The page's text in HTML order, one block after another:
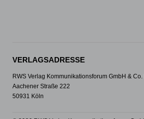
VERLAGSADRESSE
RWS Verlag Kommunikationsforum GmbH & Co.
Aachener Straße 222
50931 Köln